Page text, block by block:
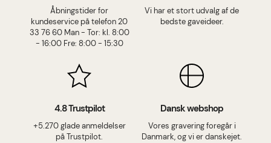
Åbningstider for
kundeservice på telefon 20
33 76 60 Man - Tor: kl. 8:00
- 16:00 Fre: 8:00 - 15:30
Vi har et stort udvalg af de
bedste gaveideer.
4.8 Trustpilot
+5.270 glade anmeldelser
på Trustpilot.
Dansk webshop
Vores gravering foregår i
Danmark, og vi er danskejet.